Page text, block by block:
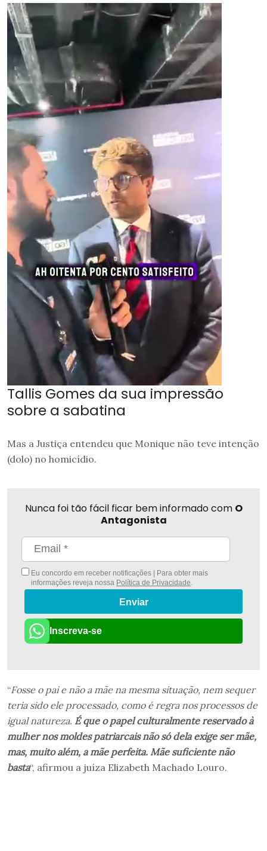
Tallis Gomes da sua impressão
sobre a sabatina
Mas a Justiça entendeu que Monique não teve intenção
(dolo) no homicídio.
Nunca foi tão fácil ficar bem informado com O
Antagonista
Eu concordo em receber notificações | Para obter mais
informações reveja nossa Política de Privacidade
Enviar
Inscreva-se
“Fosse o pai e não a mãe na mesma situação, nem sequer
teria sido ele processado, como é regra nos processos de
igual natureza. É que o papel culturalmente reservado à
mulher nos moldes patriarcais não só dela exige ser mãe,
mas, muito além, a mãe perfeita. Mãe suficiente não
basta“, afirmou a juíza Elizabeth Machado Louro.